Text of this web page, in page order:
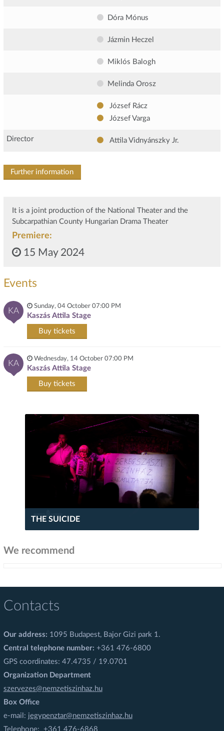
Dóra Mónus
Jázmin Heczel
Miklós Balogh
Melinda Orosz
József Rácz
József Varga
Director Attila Vidnyánszky Jr.
Further information
It is a joint production of the National Theater and the
Subcarpathian County Hungarian Drama Theater
Premiere:
15 May 2024
Events
KA
Sunday, 04 October 07:00 PM
Kaszás Attila Stage
Buy tickets
KA
Wednesday, 14 October 07:00 PM
Kaszás Attila Stage
Buy tickets
THE SUICIDE
We recommend
Contacts
Our address: 1095 Budapest, Bajor Gizi park 1.
Central telephone number: +361 476-6800
GPS coordinates: 47.4735 / 19.0701
Organization Department
szervezes@nemzetiszinhaz.hu
Box Office
e-mail: jegypenztar@nemzetiszinhaz.hu
Telephone: +361 476-6868